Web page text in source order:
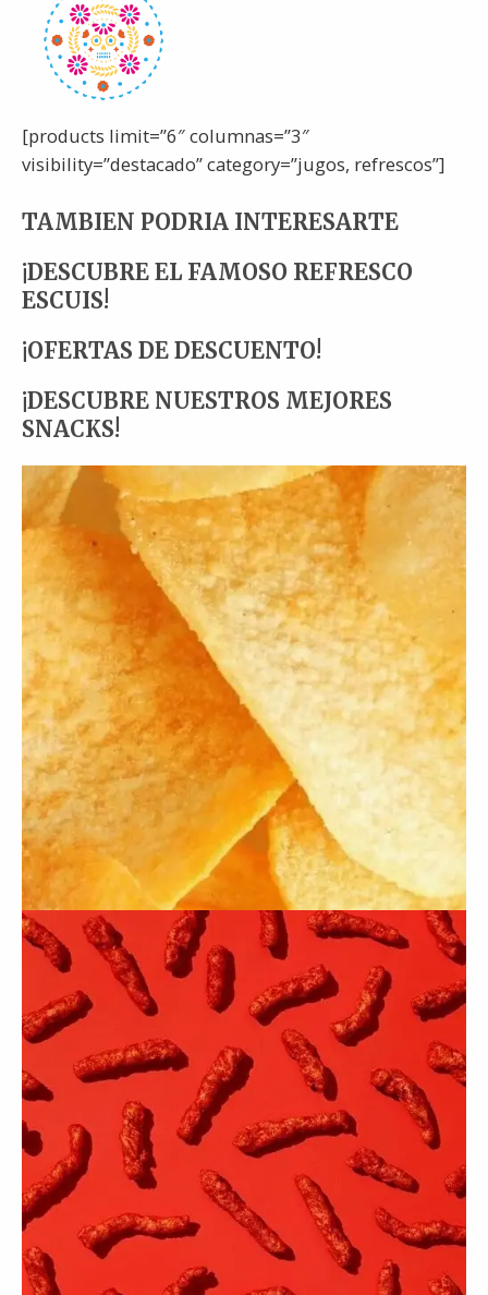
[products limit=”6″ columnas=”3″
visibility=”destacado” category=”jugos, refrescos”]
TAMBIEN PODRIA INTERESARTE
¡DESCUBRE EL FAMOSO REFRESCO
ESCUIS!
¡OFERTAS DE DESCUENTO!
¡DESCUBRE NUESTROS MEJORES
SNACKS!